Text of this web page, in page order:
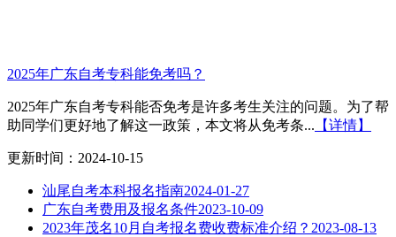
2025年广东自考专科能免考吗？
2025年广东自考专科能否免考是许多考生关注的问题。为了帮
助同学们更好地了解这一政策，本文将从免考条... 【详情】
更新时间：2024-10-15
汕尾自考本科报名指南2024-01-27
广东自考费用及报名条件2023-10-09
2023年茂名10月自考报名费收费标准介绍？ 2023-08-13